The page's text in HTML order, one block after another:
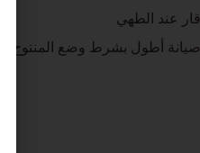
مذاق لذيذ
قار عند الطهي
صيانة أطول بشرط وضع المنتوج في